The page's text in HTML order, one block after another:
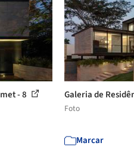
- 8 Galeria de
Foto
Marcar